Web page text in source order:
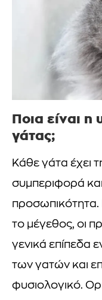
Ποια είναι η
γάτας;
Κάθε γάτα έχει
συμπεριφορά
προσωπικότητα.
το μέγεθος, οι
γενικά επίπεδα
των γατών και
φυσιολογικό.